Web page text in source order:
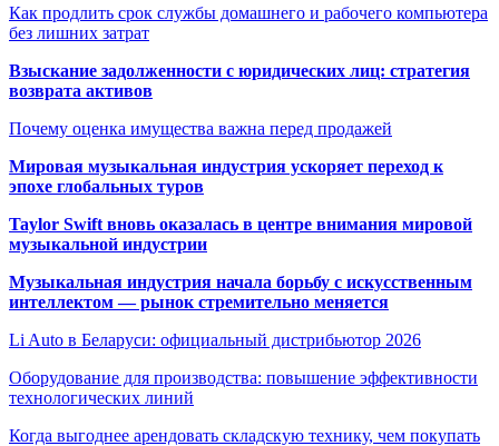
Как продлить срок службы домашнего и рабочего компьютера
без лишних затрат
Взыскание задолженности с юридических лиц: стратегия
возврата активов
Почему оценка имущества важна перед продажей
Мировая музыкальная индустрия ускоряет переход к
эпохе глобальных туров
Taylor Swift вновь оказалась в центре внимания мировой
музыкальной индустрии
Музыкальная индустрия начала борьбу с искусственным
интеллектом — рынок стремительно меняется
Li Auto в Беларуси: официальный дистрибьютор 2026
Оборудование для производства: повышение эффективности
технологических линий
Когда выгоднее арендовать складскую технику, чем покупать